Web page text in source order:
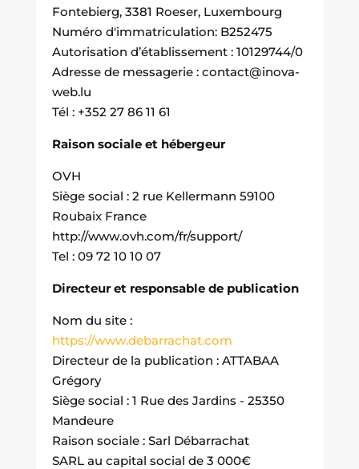
Fontebierg, 3381 Roeser, Luxembourg
Numéro d'immatriculation: B252475
Autorisation d’établissement : 10129744/0
Adresse de messagerie : contact@inova-
web.lu
Tél : +352 27 86 11 61
Raison sociale et hébergeur
OVH
Siège social : 2 rue Kellermann 59100
Roubaix France
http://www.ovh.com/fr/support/
Tel : 09 72 10 10 07
Directeur et responsable de publication
Nom du site :
https://www.debarrachat.com
Directeur de la publication : ATTABAA
Grégory
Siège social : 1 Rue des Jardins - 25350
Mandeure
Raison sociale : Sarl Débarrachat
SARL au capital social de 3 000€